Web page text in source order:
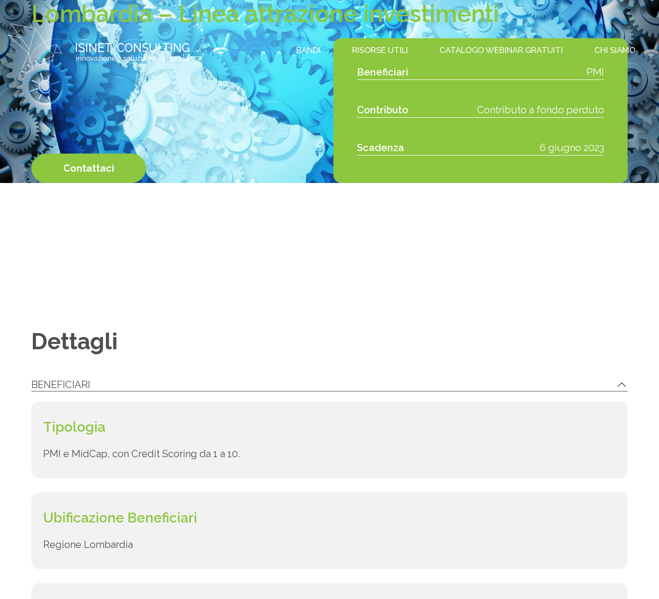
BANDI RISORSE UTILI CATALOGO WEBINAR GRATUITI CHI SIAMO
Lombardia – Linea attrazione investimenti
Contattaci
Beneficiari PMI
Contributo Contributo a fondo perduto
Scadenza 6 giugno 2023
Dettagli
BENEFICIARI
Tipologia
PMI e MidCap, con Credit Scoring da 1 a 10.
Ubificazione Beneficiari
Regione Lombardia